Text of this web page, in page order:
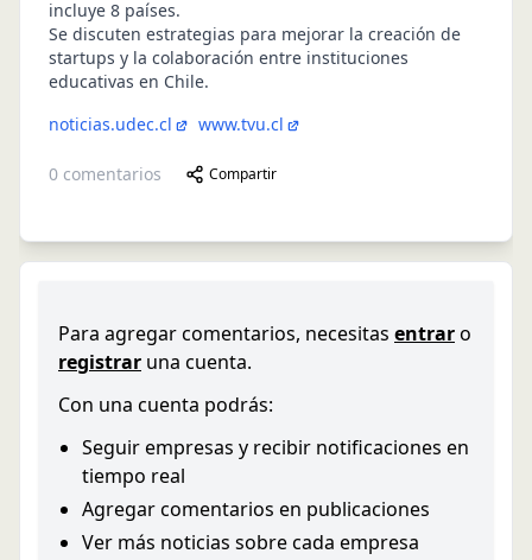
incluye 8 países.
Se discuten estrategias para mejorar la creación de
startups y la colaboración entre instituciones
educativas en Chile.
noticias.udec.cl
www.tvu.cl
0 comentarios Compartir
Para agregar comentarios, necesitas entraro
registrar una cuenta.
Con una cuenta podrás:
Seguir empresas y recibir notificaciones en
tiempo real
Agregar comentarios en publicaciones
Ver más noticias sobre cada empresa